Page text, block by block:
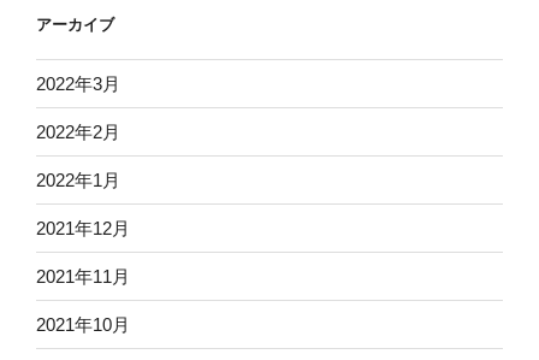
アーカイブ
2022年3月
2022年2月
2022年1月
2021年12月
2021年11月
2021年10月